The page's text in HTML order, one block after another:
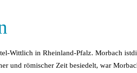
Wittlich in Rheinland-Pfalz. Morbach
und römischer Zeit besiedelt, war